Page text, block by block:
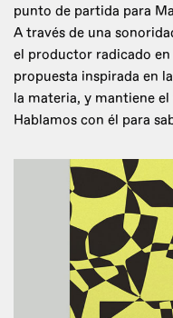
punto de partida para
A través de una
el productor radicado en
propuesta inspirada en
la materia, y mantiene
Hablamos con él para